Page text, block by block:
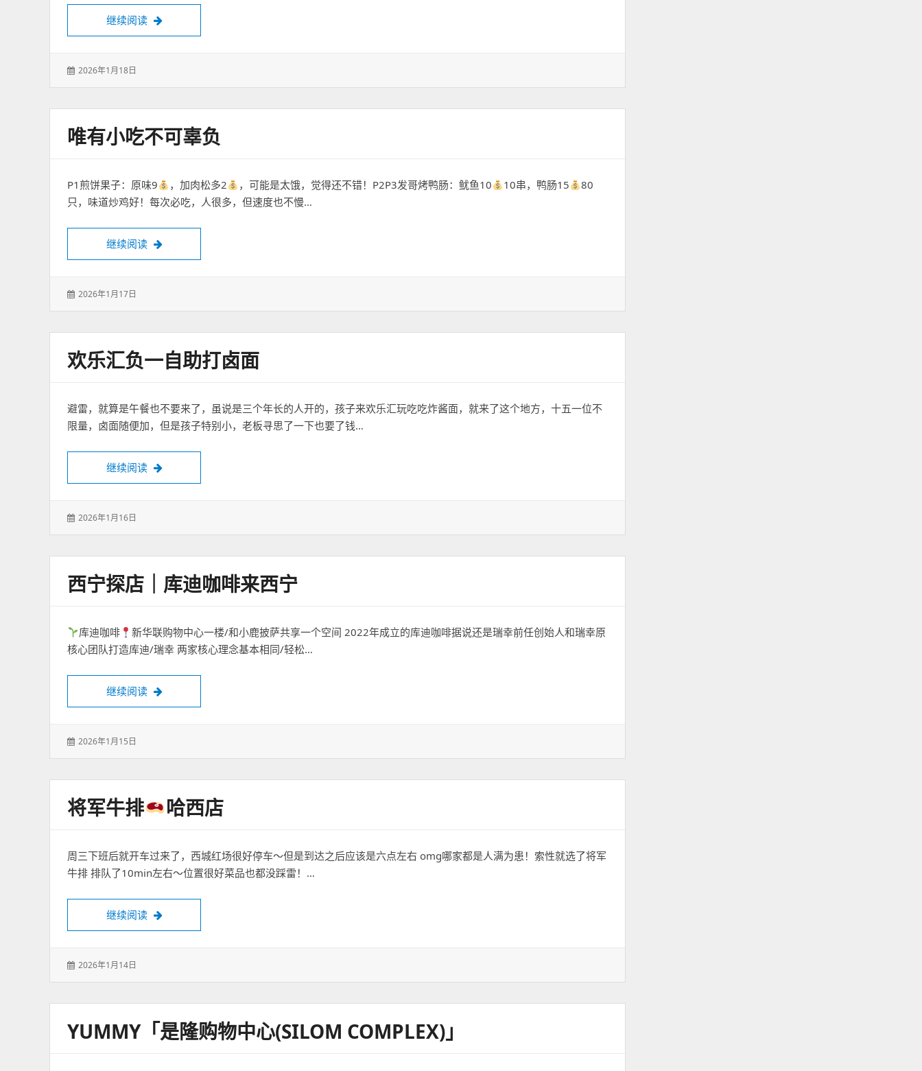
继续阅读 男朋友带我来的，东三环这条网红日料街能处
发
2026年1月18日
唯有小吃不可辜负
P1煎饼果子：原味9 ，加肉松多2 ，可能是太饿，觉得还不错！P2P3发哥烤鸭肠：鱿鱼10 10串，鸭肠15
80
只，味道炒鸡好！每次必吃，人很多，但速度也不慢…
继续阅读 唯有小吃不可辜负
发
2026年1月17日
欢乐汇负一自助打卤面
避雷，就算是午餐也不要来了，虽说是三个年长的人开的，孩子来欢乐汇玩吃吃炸酱面，就来了这个地方，十五一位不
限量，卤面随便加，但是孩子特别小，老板寻思了一下也要了钱…
继续阅读 欢乐汇负一自助打卤面
发
2026年1月16日
西宁探店｜库迪咖啡来西宁
库迪咖啡
新华联购物中心一楼/和小鹿披萨共享一个空间 2022年成立的库迪咖啡据说还是瑞幸前任创始人和瑞幸原
核心团队打造库迪/瑞幸 两家核心理念基本相同/轻松…
继续阅读 西宁探店｜库迪咖啡来西宁
发
2026年1月15日
将军牛排 哈西店
周三下班后就开车过来了，西城红场很好停车～但是到达之后应该是六点左右 omg哪家都是人满为患！索性就选了将军
牛排 排队了10min左右～位置很好菜品也都没踩雷！…
继续阅读 将军牛排
发
2026年1月14日
YUMMY「是隆购物中心(SILOM COMPLEX)」